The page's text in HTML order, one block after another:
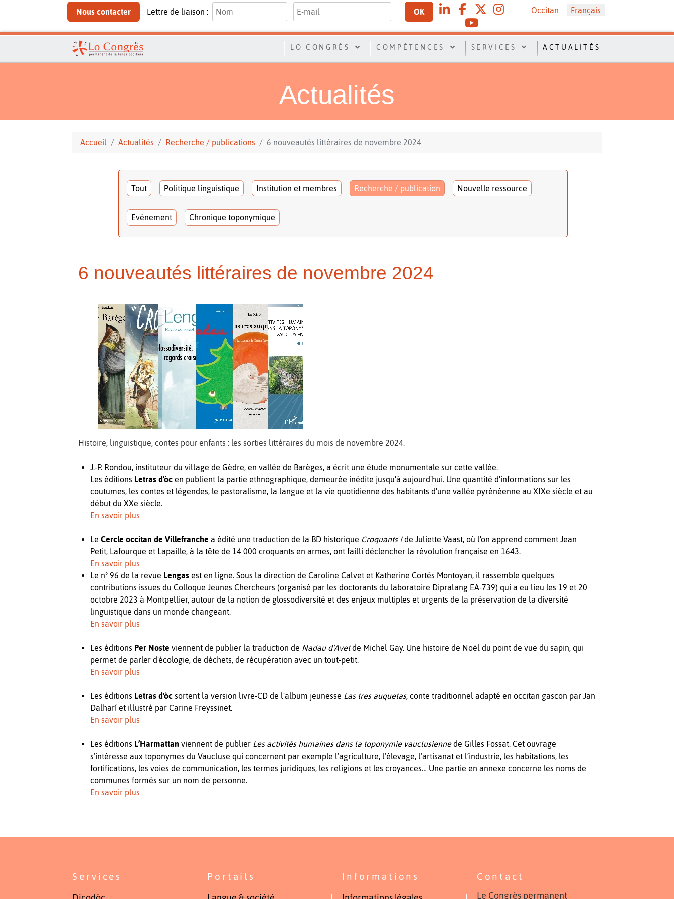
Nous contacter Lettre de liaison : OK Sélectionnez votre langue
Occitan Français
LO CONGRÈS COMPÉTENCES SERVICES ACTUALITÉS
Actualités
Accueil Actualités Recherche / publications 6 nouveautés littéraires de novembre 2024
Tout Politique linguistique Institution et membres Recherche / publication Nouvelle ressource
Evénement Chronique toponymique
6 nouveautés littéraires de novembre 2024
Histoire, linguistique, contes pour enfants : les sorties littéraires du mois de novembre 2024.
J.-P. Rondou, instituteur du village de Gèdre, en vallée de Barèges, a écrit une étude monumentale sur cette vallée.
Les éditions Letras d'òcen publient la partie ethnographique, demeurée inédite jusqu'à aujourd'hui. Une quantité d'informations sur les
coutumes, les contes et légendes, le pastoralisme, la langue et la vie quotidienne des habitants d'une vallée pyrénéenne au XIXe siècle et au
début du XXe siècle.
En savoir plus
LeCercle occitan de Villefranchea édité une traduction de la BD historique Croquants !de Juliette Vaast, où l'on apprend comment Jean
Petit, Lafourque et Lapaille, à la tête de 14 000 croquants en armes, ont failli déclencher la révolution française en 1643.
En savoir plus
Le nº 96 de la revue Lengasest en ligne. Sous la direction de Caroline Calvet et Katherine Cortés Montoyan, il rassemble quelques
contributions issues du Colloque Jeunes Chercheurs (organisé par les doctorants du laboratoire Dipralang EA-739) qui a eu lieu les 19 et 20
octobre 2023 à Montpellier, autour de la notion de glossodiversité et des enjeux multiples et urgents de la préservation de la diversité
linguistique dans un monde changeant.
En savoir plus
Les éditions Per Noste viennent de publier la traduction de Nadau d'Avetde Michel Gay. Une histoire de Noël du point de vue du sapin, qui
permet de parler d'écologie, de déchets, de récupération avec un tout-petit.
En savoir plus
Les éditions Letras d'òc sortent la version livre-CD de l'album jeunesse Las tres auquetas, conte traditionnel adapté en occitan gascon par Jan
Dalharí et illustré par Carine Freyssinet.
En savoir plus
Les éditions L’Harmattan viennent de publier Les activités humaines dans la toponymie vauclusiennede Gilles Fossat. Cet ouvrage
s’intéresse aux toponymes du Vaucluse qui concernent par exemple l’agriculture, l’élevage, l’artisanat et l’industrie, les habitations, les
fortifications, les voies de communication, les termes juridiques, les religions et les croyances… Une partie en annexe concerne les noms de
communes formés sur un nom de personne.
En savoir plus
Services Portails Informations Contact
Le Congrès permanent